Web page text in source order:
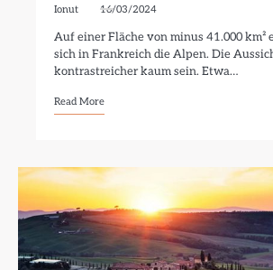
Ionut 16/03/2024
Auf einer Fläche von minus 41.000 km²
sich in Frankreich die Alpen. Die
kontrastreicher kaum sein. Etwa…
Read More